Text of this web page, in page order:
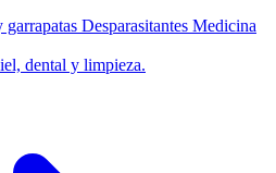
Desparasitantes Medicina
dental y limpieza.